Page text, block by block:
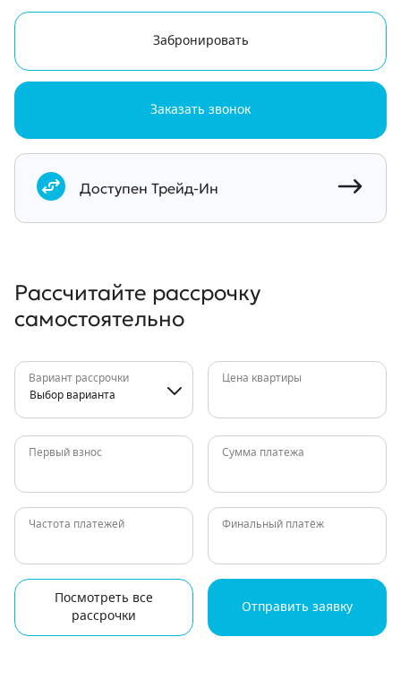
Забронировать
Заказать звонок
Документы
Доступен Трейд-Ин
Рассчитайте рассрочку
самостоятельно
Вариант рассрочки
Выбор варианта
Цена квартиры
Первый взнос Сумма платежа
Частота платежей Финальный платёж
Посмотреть все
рассрочки
Отправить заявку